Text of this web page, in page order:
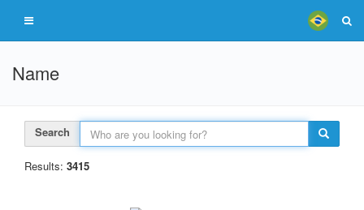
Name
Search
Results: 3415